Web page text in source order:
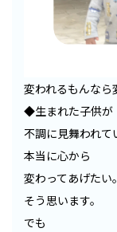
変われるもんなら
◆生まれた子供が
不調に見舞われて
本当に心から
変わってあげたい。
そう思います。
でも